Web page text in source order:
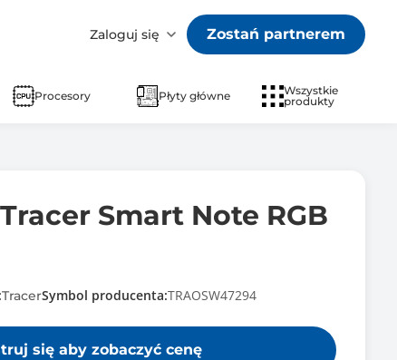
Zaloguj się Zostań partnerem
Procesory Płyty główne
Wszystkie
produkty
Smart Note RGB
TracerSymbol producenta:TRAOSW47294
się aby zobaczyć cenę